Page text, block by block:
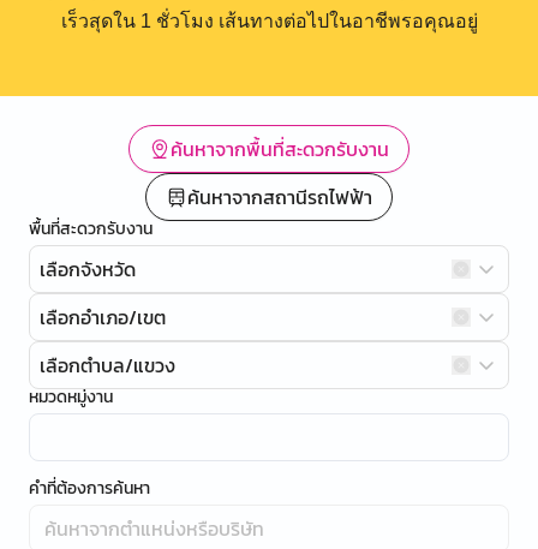
เร็วสุดใน 1 ชั่วโมง เส้นทางต่อไปในอาชีพรอคุณอยู่
ค้นหาจากพื้นที่สะดวกรับงาน
ค้นหาจากสถานีรถไฟฟ้า
พื้นที่สะดวกรับงาน
เลือกจังหวัด
เลือกอำเภอ/เขต
เลือกตำบล/แขวง
หมวดหมู่งาน
คำที่ต้องการค้นหา